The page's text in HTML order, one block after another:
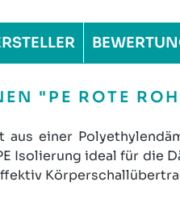
"PE ROTE
aus einer
Isolierung ideal für die